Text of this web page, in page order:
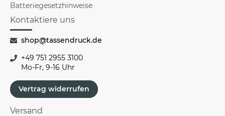
Batteriegesetzhinweise
Kontaktiere uns
shop@tassendruck.de
+49 751 2955 3100
Mo-Fr, 9-16 Uhr
Vertrag widerrufen
Versand